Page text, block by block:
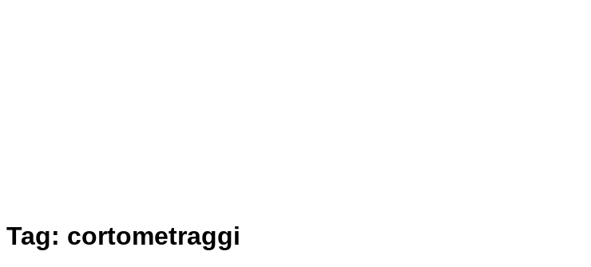
Tag: cortometraggi